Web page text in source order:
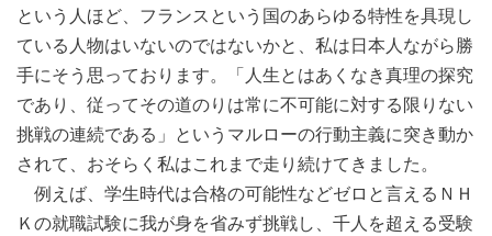
という人ほど、フランスという国のあらゆる特性を具現し
ている人物はいないのではないかと、私は日本人ながら勝
手にそう思っております。「人生とはあくなき真理の探究
であり、従ってその道のりは常に不可能に対する限りない
挑戦の連続である」というマルローの行動主義に突き動か
されて、おそらく私はこれまで走り続けてきました。
例えば、学生時代は合格の可能性などゼロと言えるＮＨ
Ｋの就職試験に我が身を省みず挑戦し、千人を超える受験